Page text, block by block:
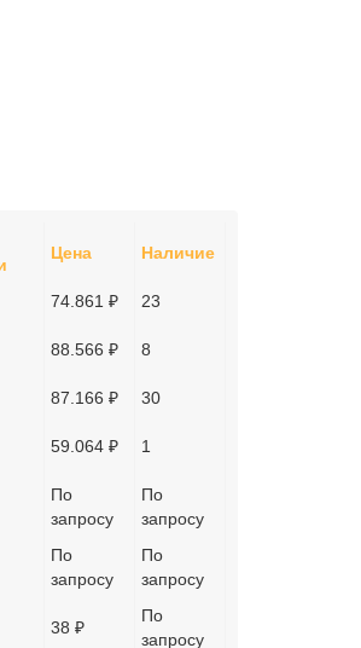
Цена Наличие
74.861 ₽ 23
88.566 ₽ 8
87.166 ₽ 30
59.064 ₽ 1
По
запросу
По
запросу
По
запросу
По
запросу
38 ₽
По
запросу